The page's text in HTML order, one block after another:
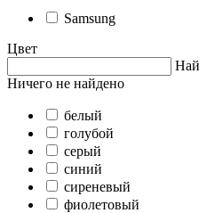
Samsung
Цвет
Ничего не найдено
белый
голубой
серый
синий
сиреневый
фиолетовый